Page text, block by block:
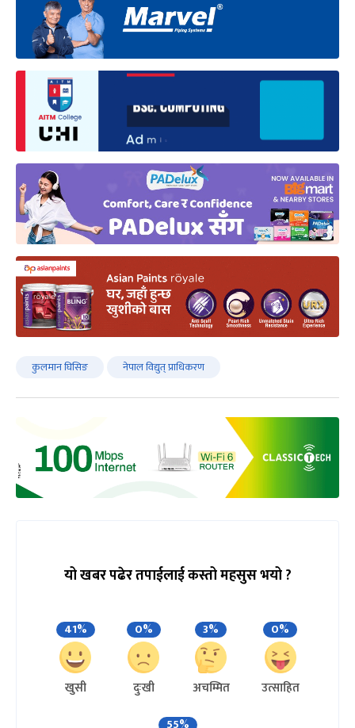
कुलमान घिसिङ नेपाल विद्युत् प्राधिकरण
यो खबर पढेर तपाईलाई कस्तो महसुस भयो ?
41%
खुसी
0%
दुःखी
3%
अचम्मित
0%
उत्साहित